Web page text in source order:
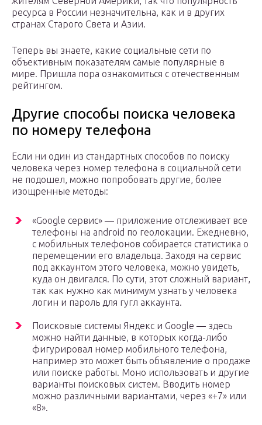
ресурса в России незначительна, как и в других
странах Старого Света и Азии.
Теперь вы знаете, какие социальные сети по
объективным показателям самые популярные в
мире. Пришла пора ознакомиться с отечественным
рейтингом.
Другие способы поиска человека
по номеру телефона
Если ни один из стандартных способов по поиску
человека через номер телефона в социальной сети
не подошел, можно попробовать другие, более
изощренные методы:
«Google сервис» — приложение отслеживает все
телефоны на android по геолокации. Ежедневно,
с мобильных телефонов собирается статистика о
перемещении его владельца. Заходя на сервис
под аккаунтом этого человека, можно увидеть,
куда он двигался. По сути, этот сложный вариант,
так как нужно как минимум узнать у человека
логин и пароль для гугл аккаунта.
Поисковые системы Яндекс и Googlе — здесь
можно найти данные, в которых когда-либо
фигурировал номер мобильного телефона,
например это может быть объявление о продаже
или поиске работы. Моно использовать и другие
варианты поисковых систем. Вводить номер
можно различными вариантами, через «+7» или
«8».